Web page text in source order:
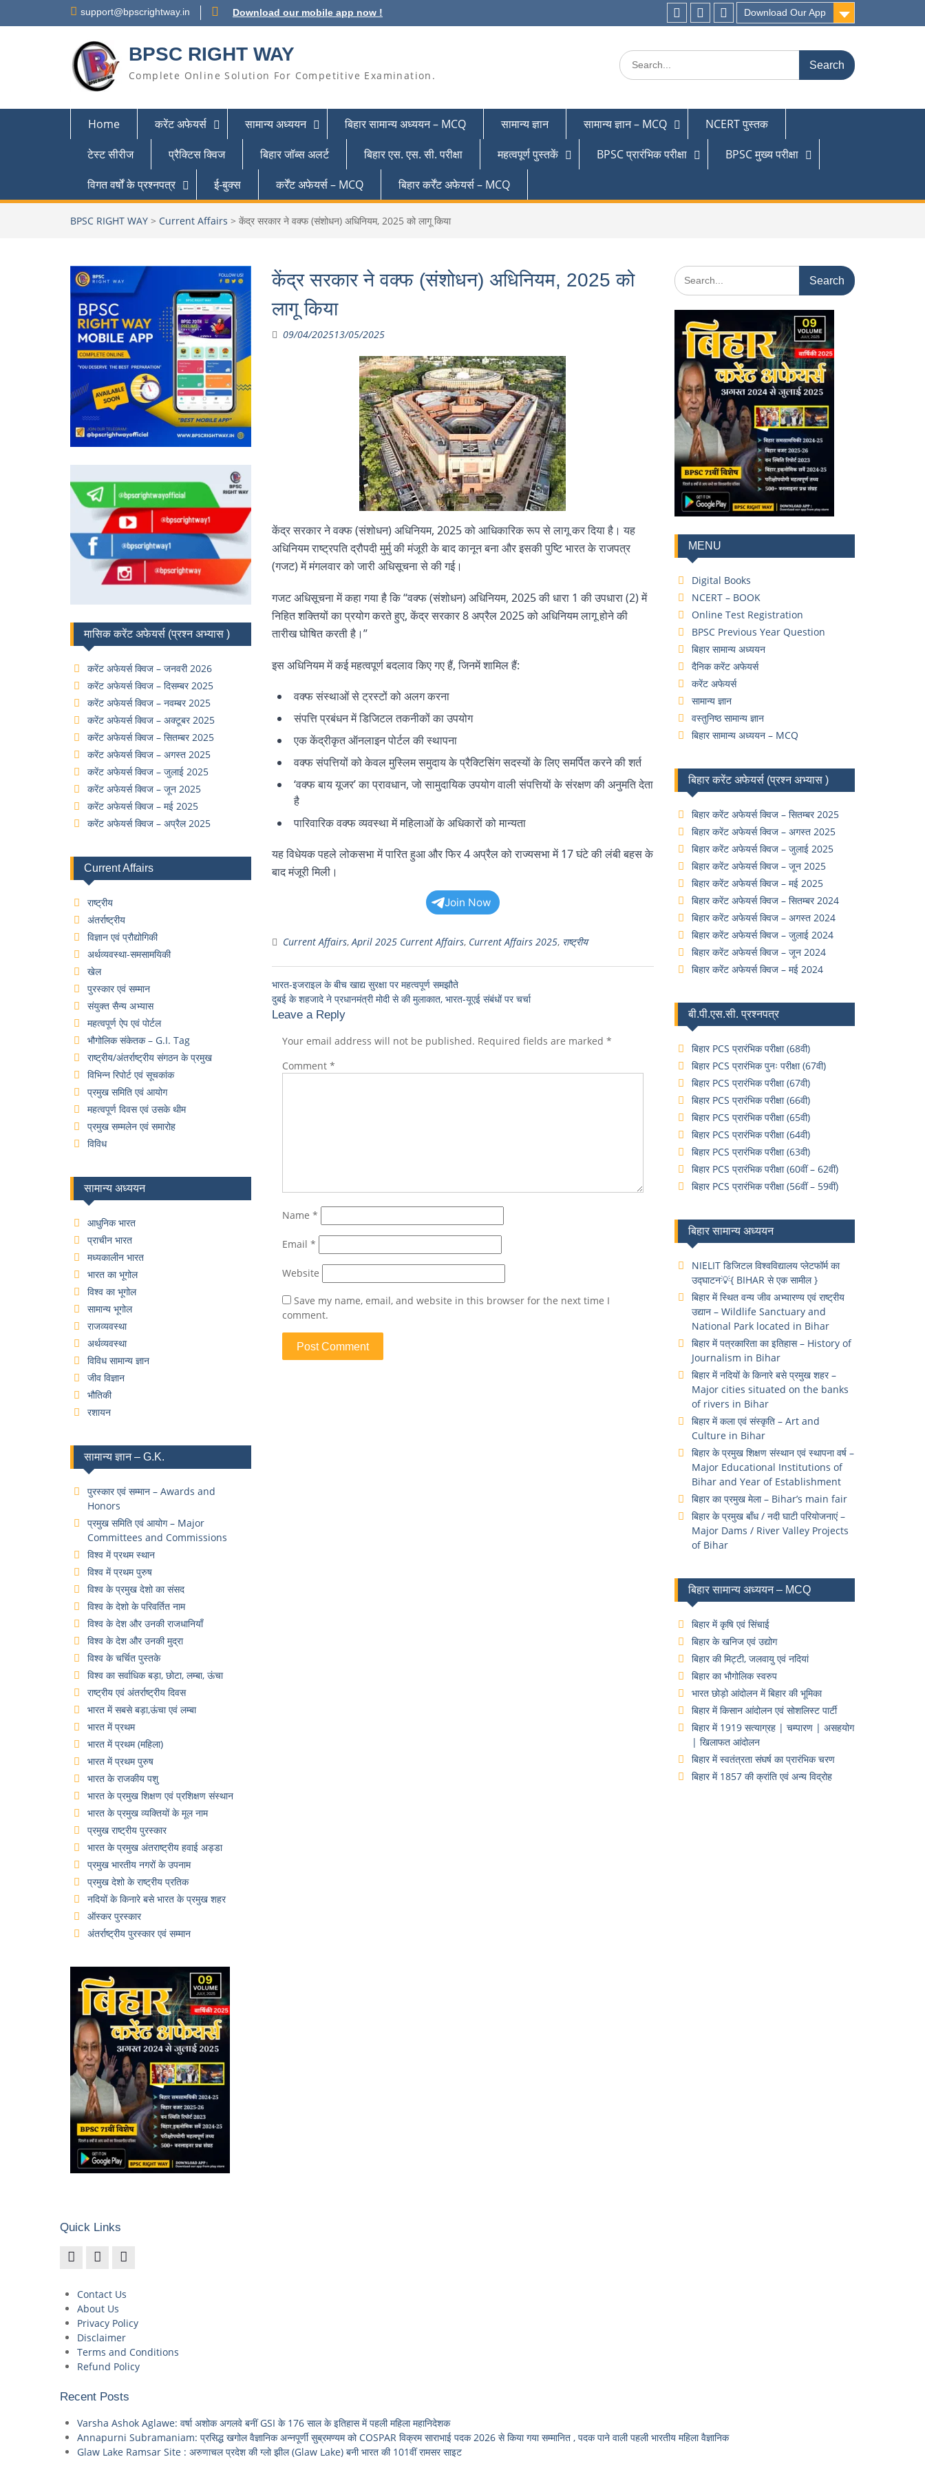
support@bpscrightway.in Download our mobile app now ! Download Our App
BPSC RIGHT WAY
Complete Online Solution For Competitive Examination.
Home करेंट अफेयर्स सामान्य अध्ययन बिहार सामान्य अध्ययन – MCQ सामान्य ज्ञान सामान्य ज्ञान – MCQ
NCERT पुस्तक
टेस्ट सीरीज
प्रैक्टिस क्विज बिहार जॉब्स अलर्ट बिहार एस. एस. सी. परीक्षा महत्वपूर्ण पुस्तकें BPSC प्रारंभिक परीक्षा
BPSC मुख्य परीक्षा
विगत वर्षों के प्रश्नपत्र
ई-बुक्स कर्रेंट अफेयर्स – MCQ बिहार कर्रेंट अफेयर्स – MCQ
BPSC RIGHT WAY > Current Affairs > केंद्र सरकार ने वक्फ (संशोधन) अधिनियम, 2025 को लागू किया
केंद्र सरकार ने वक्फ (संशोधन) अधिनियम, 2025 को
लागू किया
09/04/202513/05/2025
केंद्र सरकार ने वक्फ (संशोधन) अधिनियम, 2025 को आधिकारिक रूप से लागू कर दिया है। यह
अधिनियम राष्ट्रपति द्रौपदी मुर्मु की मंजूरी के बाद कानून बना और इसकी पुष्टि भारत के राजपत्र
(गजट) में मंगलवार को जारी अधिसूचना से की गई।
गजट अधिसूचना में कहा गया है कि “वक्फ (संशोधन) अधिनियम, 2025 की धारा 1 की उपधारा (2) में
निहित शक्तियों का प्रयोग करते हुए, केंद्र सरकार 8 अप्रैल 2025 को अधिनियम लागू होने की
तारीख घोषित करती है।”
इस अधिनियम में कई महत्वपूर्ण बदलाव किए गए हैं, जिनमें शामिल हैं:
वक्फ संस्थाओं से ट्रस्टों को अलग करना
संपत्ति प्रबंधन में डिजिटल तकनीकों का उपयोग
एक केंद्रीकृत ऑनलाइन पोर्टल की स्थापना
वक्फ संपत्तियों को केवल मुस्लिम समुदाय के प्रैक्टिसिंग सदस्यों के लिए समर्पित करने की शर्त
‘वक्फ बाय यूजर’ का प्रावधान, जो सामुदायिक उपयोग वाली संपत्तियों के संरक्षण की अनुमति देता
है
पारिवारिक वक्फ व्यवस्था में महिलाओं के अधिकारों को मान्यता
यह विधेयक पहले लोकसभा में पारित हुआ और फिर 4 अप्रैल को राज्यसभा में 17 घंटे की लंबी बहस के
बाद मंजूरी मिली।
Join Now
Current Affairs,April 2025 Current Affairs, Current Affairs 2025, राष्ट्रीय
भारत-इजराइल के बीच खाद्य सुरक्षा पर महत्वपूर्ण समझौते
दुबई के शहजादे ने प्रधानमंत्री मोदी से की मुलाकात, भारत-यूएई संबंधों पर चर्चा
Leave a Reply
Your email address will not be published. Required fields are marked *
Comment *
Name *
Email *
Website
Save my name, email, and website in this browser for the next time I
comment.
MENU
Digital Books
NCERT – BOOK
Online Test Registration
BPSC Previous Year Question
बिहार सामान्य अध्ययन
दैनिक करेंट अफेयर्स
करेंट अफेयर्स
सामान्य ज्ञान
वस्तुनिष्ठ सामान्य ज्ञान
बिहार सामान्य अध्ययन – MCQ
बिहार करेंट अफेयर्स (प्रश्न अभ्यास )
बिहार करेंट अफेयर्स क्विज – सितम्बर 2025
बिहार करेंट अफेयर्स क्विज – अगस्त 2025
बिहार करेंट अफेयर्स क्विज – जुलाई 2025
बिहार करेंट अफेयर्स क्विज – जून 2025
बिहार करेंट अफेयर्स क्विज – मई 2025
बिहार करेंट अफेयर्स क्विज – सितम्बर 2024
बिहार करेंट अफेयर्स क्विज – अगस्त 2024
बिहार करेंट अफेयर्स क्विज – जुलाई 2024
बिहार करेंट अफेयर्स क्विज – जून 2024
बिहार करेंट अफेयर्स क्विज – मई 2024
बी.पी.एस.सी. प्रश्नपत्र
बिहार PCS प्रारंभिक परीक्षा (68वी)
बिहार PCS प्रारंभिक पुनः परीक्षा (67वी)
बिहार PCS प्रारंभिक परीक्षा (67वी)
बिहार PCS प्रारंभिक परीक्षा (66वी)
बिहार PCS प्रारंभिक परीक्षा (65वी)
बिहार PCS प्रारंभिक परीक्षा (64वी)
बिहार PCS प्रारंभिक परीक्षा (63वी)
बिहार PCS प्रारंभिक परीक्षा (60वीं – 62वीं)
बिहार PCS प्रारंभिक परीक्षा (56वीं – 59वीं)
बिहार सामान्य अध्ययन
NIELIT डिजिटल विश्वविद्यालय प्लेटफॉर्म का
उद्घाटन💡{ BIHAR से एक सामील }
बिहार में स्थित वन्य जीव अभ्यारण्य एवं राष्ट्रीय
उद्यान – Wildlife Sanctuary and
National Park located in Bihar
बिहार में पत्रकारिता का इतिहास – History of
Journalism in Bihar
बिहार में नदियों के किनारे बसे प्रमुख शहर –
Major cities situated on the banks
of rivers in Bihar
बिहार में कला एवं संस्कृति – Art and
Culture in Bihar
बिहार के प्रमुख शिक्षण संस्थान एवं स्थापना वर्ष –
Major Educational Institutions of
Bihar and Year of Establishment
बिहार का प्रमुख मेला – Bihar’s main fair
बिहार के प्रमुख बाँध / नदी घाटी परियोजनाएं –
Major Dams / River Valley Projects
of Bihar
बिहार सामान्य अध्ययन – MCQ
बिहार में कृषि एवं सिंचाई
बिहार के खनिज एवं उद्योग
बिहार की मिट्टी, जलवायु एवं नदियां
बिहार का भौगोलिक स्वरुप
भारत छोड़ो आंदोलन में बिहार की भूमिका
बिहार में किसान आंदोलन एवं सोशलिस्ट पार्टी
बिहार में 1919 सत्याग्रह | चम्पारण | असहयोग
| खिलाफत आंदोलन
बिहार में स्वतंत्रता संघर्ष का प्रारंभिक चरण
बिहार में 1857 की क्रांति एवं अन्य विद्रोह
मासिक करेंट अफेयर्स (प्रश्न अभ्यास )
करेंट अफेयर्स क्विज – जनवरी 2026
करेंट अफेयर्स क्विज – दिसम्बर 2025
करेंट अफेयर्स क्विज – नवम्बर 2025
करेंट अफेयर्स क्विज – अक्टूबर 2025
करेंट अफेयर्स क्विज – सितम्बर 2025
करेंट अफेयर्स क्विज – अगस्त 2025
करेंट अफेयर्स क्विज – जुलाई 2025
करेंट अफेयर्स क्विज – जून 2025
करेंट अफेयर्स क्विज – मई 2025
करेंट अफेयर्स क्विज – अप्रैल 2025
Current Affairs
राष्ट्रीय
अंतर्राष्ट्रीय
विज्ञान एवं प्रौद्योगिकी
अर्थव्यवस्था-समसामयिकी
खेल
पुरस्कार एवं सम्मान
संयुक्त सैन्य अभ्यास
महत्वपूर्ण ऐप एवं पोर्टल
भौगोलिक संकेतक – G.I. Tag
राष्ट्रीय/अंतर्राष्ट्रीय संगठन के प्रमुख
विभिन्न रिपोर्ट एवं सूचकांक
प्रमुख समिति एवं आयोग
महत्वपूर्ण दिवस एवं उसके थीम
प्रमुख सम्मलेन एवं समारोह
विविध
सामान्य अध्ययन
आधुनिक भारत
प्राचीन भारत
मध्यकालीन भारत
भारत का भूगोल
विश्व का भूगोल
सामान्य भूगोल
राजव्यवस्था
अर्थव्यवस्था
विविध सामान्य ज्ञान
जीव विज्ञान
भौतिकी
रशायन
सामान्य ज्ञान – G.K.
पुरस्कार एवं सम्मान – Awards and
Honors
प्रमुख समिति एवं आयोग – Major
Committees and Commissions
विश्व में प्रथम स्थान
विश्व में प्रथम पुरुष
विश्व के प्रमुख देशो का संसद
विश्व के देशो के परिवर्तित नाम
विश्व के देश और उनकी राजधानियाँ
विश्व के देश और उनकी मुद्रा
विश्व के चर्चित पुस्तके
विश्व का सर्वाधिक बड़ा, छोटा, लम्बा, ऊंचा
राष्ट्रीय एवं अंतर्राष्ट्रीय दिवस
भारत में सबसे बड़ा,ऊंचा एवं लम्बा
भारत में प्रथम
भारत में प्रथम (महिला)
भारत में प्रथम पुरुष
भारत के राजकीय पशु
भारत के प्रमुख शिक्षण एवं प्रशिक्षण संस्थान
भारत के प्रमुख व्यक्तियों के मूल नाम
प्रमुख राष्ट्रीय पुरस्कार
भारत के प्रमुख अंतराष्ट्रीय हवाई अड्डा
प्रमुख भारतीय नगरों के उपनाम
प्रमुख देशो के राष्ट्रीय प्रतिक
नदियों के किनारे बसे भारत के प्रमुख शहर
ऑस्कर पुरस्कार
अंतर्राष्ट्रीय पुरस्कार एवं सम्मान
Quick Links
Contact Us
About Us
Privacy Policy
Disclaimer
Terms and Conditions
Refund Policy
Recent Posts
Varsha Ashok Aglawe: वर्षा अशोक अगलवे बनीं GSI के 176 साल के इतिहास में पहली महिला महानिदेशक
Annapurni Subramaniam: प्रसिद्ध खगोल वैज्ञानिक अन्नपूर्णी सुब्रमण्यम को COSPAR विक्रम साराभाई पदक 2026 से किया गया सम्मानित , पदक पाने वाली पहली भारतीय महिला वैज्ञानिक
Glaw Lake Ramsar Site : अरुणाचल प्रदेश की ग्लो झील (Glaw Lake) बनी भारत की 101वीं रामसर साइट